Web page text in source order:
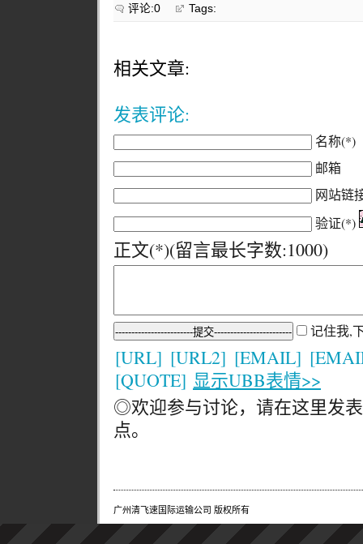
评论:0 Tags:
相关文章:
发表评论:
名称(*)
邮箱
网站链
验证(*)
正文(*)(留言最长字数:1000)
记住我,
[URL] [URL2] [EMAIL]
[QUOTE] 显示UBB表情>>
◎欢迎参与讨论，请在这里发
点。
广州清飞速国际运输公司 版权所有